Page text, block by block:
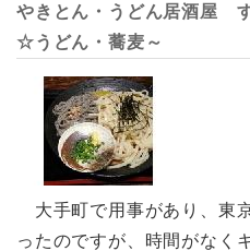
やきとん・うどん居酒屋
☆うどん・蕎麦～
大手町で用事があり、東
ったのですが、時間がなく